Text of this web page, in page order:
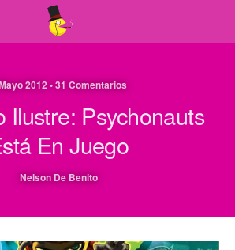
2012 • 31 Comentarios
Ilustre: Psychonauts
En Juego
Nelson De Benito